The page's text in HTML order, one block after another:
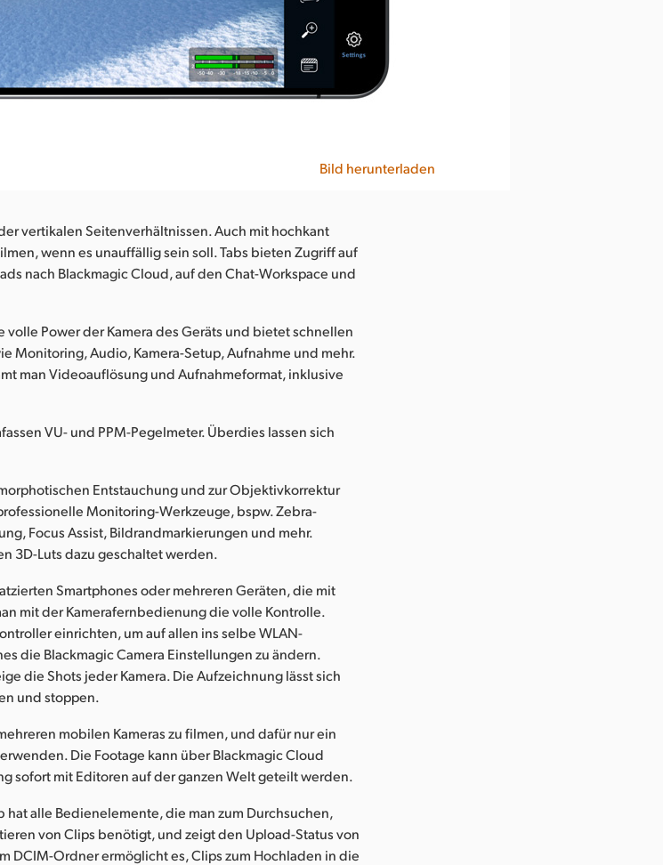
Bild herunterladen
vertikalen Seitenverhältnissen. Auch mit hochkant
wenn es unauffällig sein soll. Tabs bieten Zugriff auf
nach Blackmagic Cloud, auf den Chat-Workspace und
volle Power der Kamera des Geräts und bietet schnellen
Monitoring, Audio, Kamera-Setup, Aufnahme und mehr.
man Videoauflösung und Aufnahmeformat, inklusive
VU- und PPM-Pegelmeter. Überdies lassen sich
Entstauchung und zur Objektivkorrektur
Monitoring-Werkzeuge, bspw. Zebra-
Focus Assist, Bildrandmarkierungen und mehr.
3D-Luts dazu geschaltet werden.
Smartphones oder mehreren Geräten, die mit
mit der Kamerafernbedienung die volle Kontrolle.
einrichten, um auf allen ins selbe WLAN-
die Blackmagic Camera Einstellungen zu ändern.
die Shots jeder Kamera. Die Aufzeichnung lässt sich
und stoppen.
mobilen Kameras zu filmen, und dafür nur ein
Die Footage kann über Blackmagic Cloud
sofort mit Editoren auf der ganzen Welt geteilt werden.
hat alle Bedienelemente, die man zum Durchsuchen,
von Clips benötigt, und zeigt den Upload-Status von
DCIM-Ordner ermöglicht es, Clips zum Hochladen in die